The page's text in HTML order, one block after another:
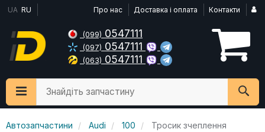
UA RU Про нас Доставка і оплата Контакти
(099) 0547111
(097) 0547111
(063) 0547111
Знайдіть запчастину
Автозапчастини Audi 100 Тросик зчеплення